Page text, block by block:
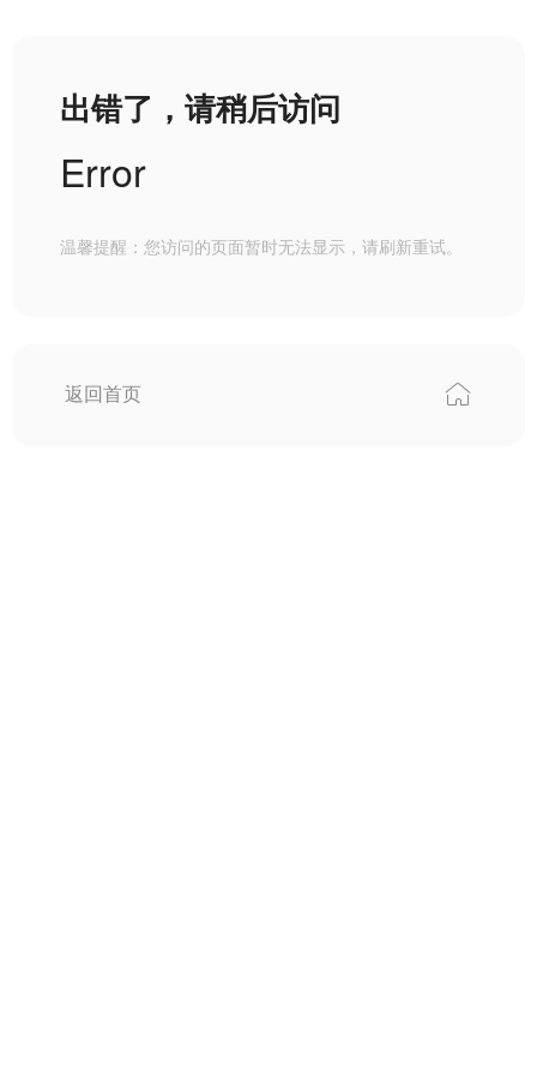
出错了，请稍后访问
Error
温馨提醒：您访问的页面暂时无法显示，请刷新重试。
返回首页